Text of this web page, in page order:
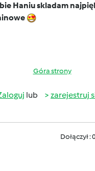
Haniu skladam
Góra strony
lub zarejestruj
Dołączył